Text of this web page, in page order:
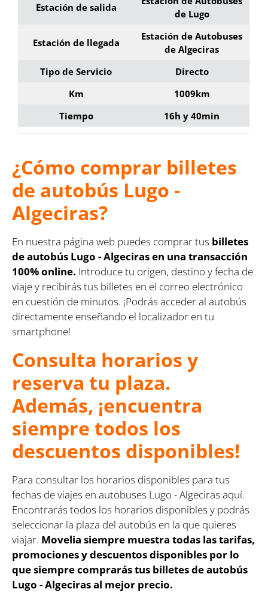
Estación de salida
de Lugo
Estación de llegada
Estación de Autobuses
de Algeciras
Tipo de Servicio
Directo
Km
1009km
Tiempo
16h y 40min
¿Cómo comprar billetes
de autobús Lugo -
Algeciras?
En nuestra página web puedes comprar tus billetes
de autobús Lugo - Algeciras en una transacción
100% online. Introduce tu origen, destino y fecha de
viaje y recibirás tus billetes en el correo electrónico
en cuestión de minutos. ¡Podrás acceder al autobús
directamente enseñando el localizador en tu
smartphone!
Consulta horarios y
reserva tu plaza.
Además, ¡encuentra
siempre todos los
descuentos disponibles!
Para consultar los horarios disponibles para tus
fechas de viajes en autobuses Lugo - Algeciras aquí.
Encontrarás todos los horarios disponibles y podrás
seleccionar la plaza del autobús en la que quieres
viajar. Movelia siempre muestra todas las tarifas,
promociones y descuentos disponibles por lo
que siempre comprarás tus billetes de autobús
Lugo - Algeciras al mejor precio.